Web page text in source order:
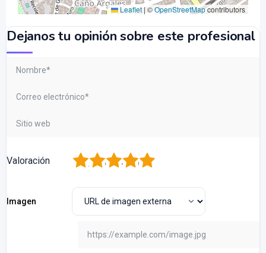
Leaflet | ©OpenStreetMapcontributors
Dejanos tu opinión sobre este profesional
Valoración 5
4
3
2
Imagen